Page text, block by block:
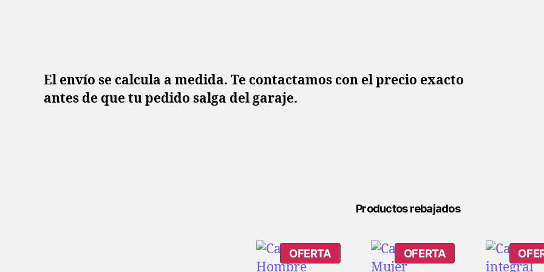
El envío se calcula a medida. Te contactamos con el precio exacto
antes de que tu pedido salga del garaje.
Productos rebajados
OFERTAPRODUCTO
EN
OFERTAPRODUCTO
EN